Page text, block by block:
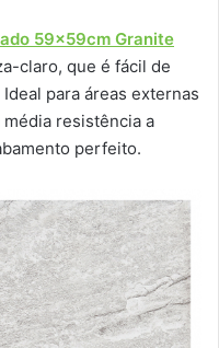
59x59cm Granite
claro, que é fácil de
para áreas externas
resistência a
perfeito.